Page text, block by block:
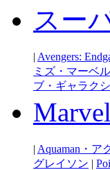
スー
| Avengers:
ミズ・マーベル
ブ・ギャラク
| Aquaman・ア
グレイソン |